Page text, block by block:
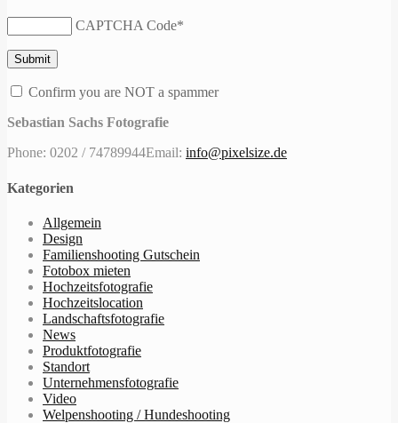
CAPTCHA Code*
Confirm you are NOT a spammer
Sebastian Sachs Fotografie
Phone: 0202 / 74789944Email: info@pixelsize.de
Kategorien
Allgemein
Design
Familienshooting Gutschein
Fotobox mieten
Hochzeitsfotografie
Hochzeitslocation
Landschaftsfotografie
News
Produktfotografie
Standort
Unternehmensfotografie
Video
Welpenshooting / Hundeshooting